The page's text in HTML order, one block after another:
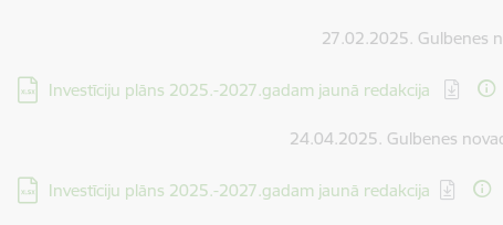
27.02.2025. Gulbenes
Lejupielādēt:
Investīciju plāns 2025.-2027.gadam jaunā redakcija
24.04.2025. Gulbenes
Lejupielādēt:
Investīciju plāns 2025.-2027.gadam jaunā redakcija